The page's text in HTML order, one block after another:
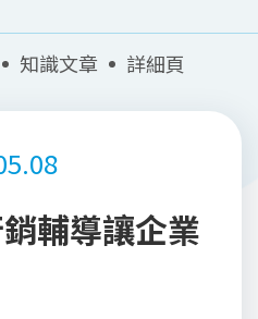
知識文章 詳細頁
輔導讓企業